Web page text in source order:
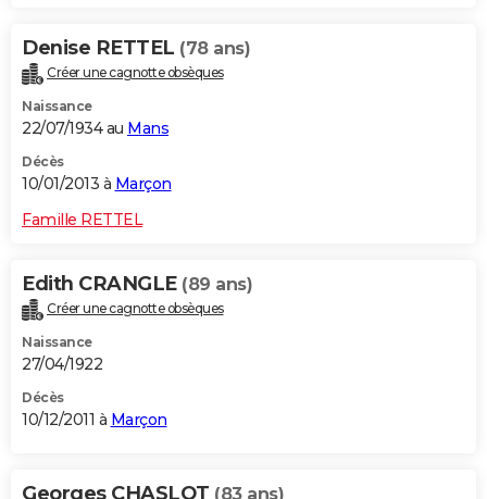
Denise RETTEL (78 ans)
Créer une cagnotte obsèques
Naissance
22/07/1934 au Mans
Décès
10/01/2013 à Marçon
Famille RETTEL
Edith CRANGLE (89 ans)
Créer une cagnotte obsèques
Naissance
27/04/1922
Décès
10/12/2011 à Marçon
Georges CHASLOT (83 ans)